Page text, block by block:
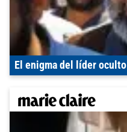
El enigma del líder oculto